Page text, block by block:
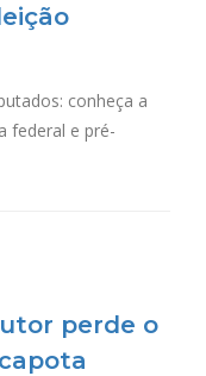
conheça a
federal e pré-
perde o